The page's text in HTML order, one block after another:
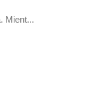
Mient...